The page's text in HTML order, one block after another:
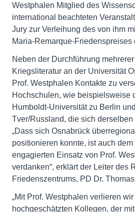
Westphalen Mitglied des
international beachteten
Jury zur Verleihung des von ihm
Maria-Remarque-Friedenspreises
Neben der Durchführung
Kriegsliteratur an der Universität
Prof. Westphalen Kontakte zu
Hochschulen, wie beispielsweise
Humboldt-Universität zu Berlin
Tver/Russland, die sich
„Dass sich Osnabrück
positionieren konnte, ist auch
engagierten Einsatz von Prof.
verdanken“, erklärt der Leiter des
Friedenszentrums, PD Dr.
„Mit Prof. Westphalen verlieren
hochgeschätzten Kollegen, der